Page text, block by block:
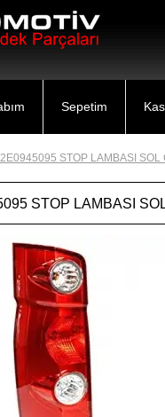
Sepetim
2E0945095 STOP LAMBASI SOL
STOP LAMBASI